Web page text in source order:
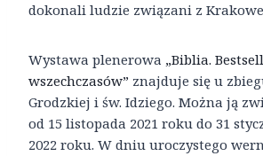
dokonali ludzie związani z
Wystawa plenerowa „Biblia.
wszechczasów” znajduje się u
Grodzkiej i św. Idziego. Można ją
od 15 listopada 2021 roku do 31
2022 roku. W dniu uroczystego